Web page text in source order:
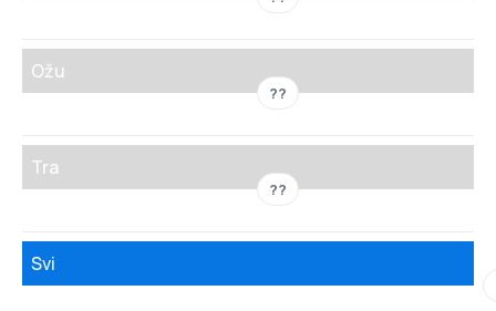
Ožu
??
Tra
??
Svi